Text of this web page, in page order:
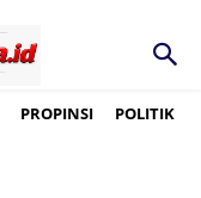
PROPINSI POLITIK